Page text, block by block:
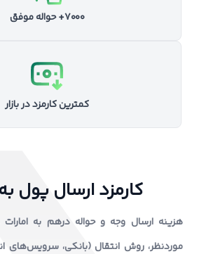
۷۰۰۰+ حواله موفق
کمترین کارمزد در بازار
کارمزد ارسال پول
هزینه ارسال وجه و حواله درهم به
موردنظر، روش انتقال (بانکی، سرویس‌های